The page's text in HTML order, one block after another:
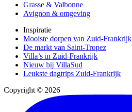
Grasse & Valbonne
Avignon & omgeving
Inspiratie
Mooiste dorpen van Zuid-Frankrijk
De markt van Saint-Tropez
Villa’s in Zuid-Frankrijk
Nieuw bij VillaSud
Leukste dagtrips Zuid-Frankrijk
Copyright © 2026